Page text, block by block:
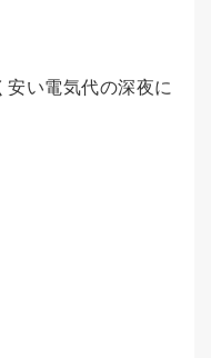
安い電気代の深夜に